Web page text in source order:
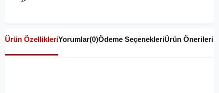
Ürün ÖzellikleriYorumlar(0)Ödeme SeçenekleriÜrün Önerileri